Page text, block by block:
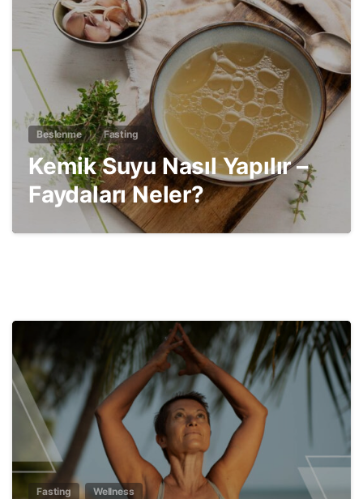
Beslenme Fasting
Kemik Suyu Nasıl Yapılır –
Faydaları Neler?
7
Fasting Wellness